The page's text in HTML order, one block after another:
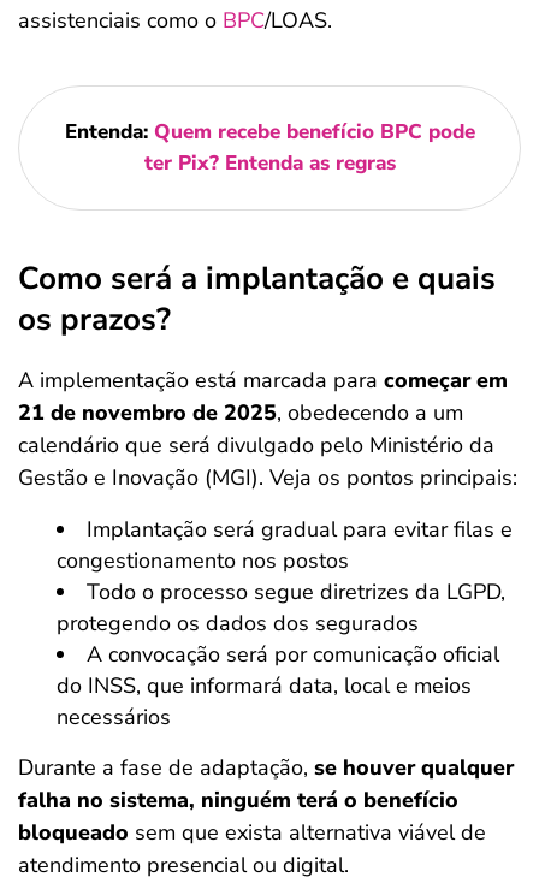
assistenciais como o BPC/LOAS.
Entenda: Quem recebe benefício BPC pode
ter Pix? Entenda as regras
Como será a implantação e quais
os prazos?
A implementação está marcada para começar em
21 de novembro de 2025, obedecendo a um
calendário que será divulgado pelo Ministério da
Gestão e Inovação (MGI). Veja os pontos principais:
Implantação será gradual para evitar filas e
congestionamento nos postos
Todo o processo segue diretrizes da LGPD,
protegendo os dados dos segurados
A convocação será por comunicação oficial
do INSS, que informará data, local e meios
necessários
Durante a fase de adaptação, se houver qualquer
falha no sistema, ninguém terá o benefício
bloqueado sem que exista alternativa viável de
atendimento presencial ou digital.